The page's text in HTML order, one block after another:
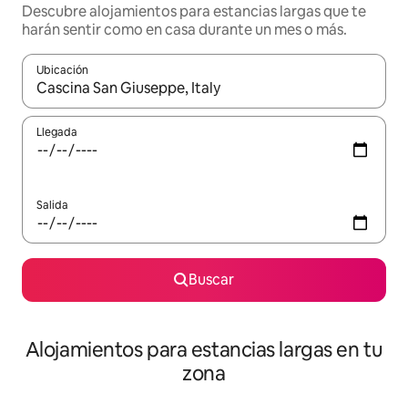
Descubre alojamientos para estancias largas que te
harán sentir como en casa durante un mes o más.
Ubicación
Cuando los resultados estén disponibles, podrás navegar
Llegada
Salida
Buscar
Alojamientos para estancias largas en tu
zona